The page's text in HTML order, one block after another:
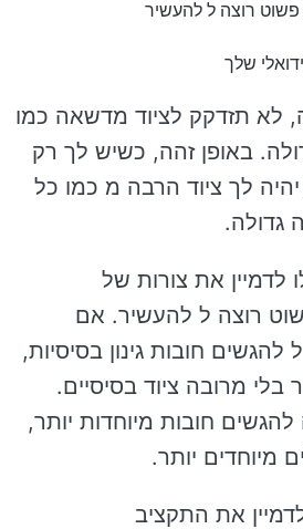
רוצה ל להעשיר
שלך
לא תזדקק לציוד מדשאה כמו
באופן זהה, כשיש לך רק
לך ציוד הרבה מ כמו כל
גדולה.
לדמיין את צורות של
רוצה ל להעשיר. אם
חובות גינון בסיסיות,
מרובה ציוד בסיסיים.
חובות מיוחדות יותר,
מיוחדים יותר.
את התקציב